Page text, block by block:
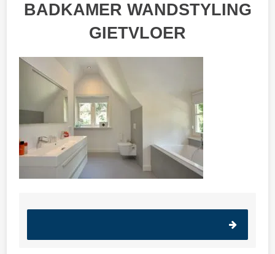
BADKAMER WANDSTYLING
GIETVLOER